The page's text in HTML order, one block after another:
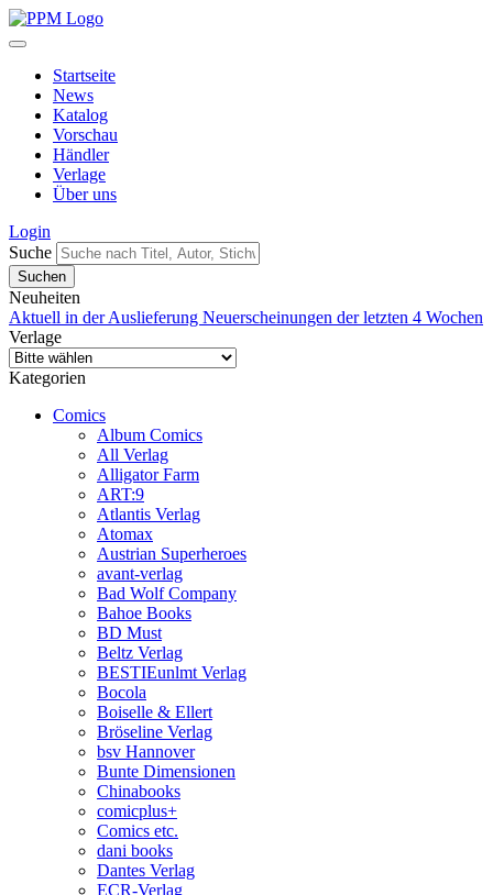
Startseite
News
Katalog
Vorschau
Händler
Verlage
Über uns
Login
Suche
Neuheiten
Aktuell in der Auslieferung Neuerscheinungen der letzten 4 Wochen
Verlage
Kategorien
Comics
Album Comics
All Verlag
Alligator Farm
ART:9
Atlantis Verlag
Atomax
Austrian Superheroes
avant-verlag
Bad Wolf Company
Bahoe Books
BD Must
Beltz Verlag
BESTIEunlmt Verlag
Bocola
Boiselle & Ellert
Bröseline Verlag
bsv Hannover
Bunte Dimensionen
Chinabooks
comicplus+
Comics etc.
dani books
Dantes Verlag
ECR-Verlag